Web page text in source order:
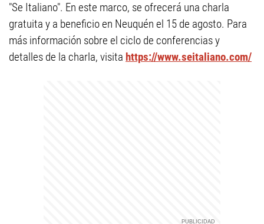
"Se Italiano". En este marco, se ofrecerá una charla
gratuita y a beneficio en Neuquén el 15 de agosto. Para
más información sobre el ciclo de conferencias y
detalles de la charla, visita https://www.seitaliano.com/